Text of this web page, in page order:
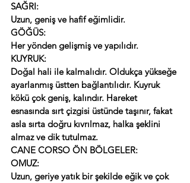
SAĞRI:
Uzun, geniş ve hafif eğimlidir.
GÖĞÜS:
Her yönden gelişmiş ve yapılıdır.
KUYRUK:
Doğal hali ile kalmalıdır. Oldukça yükseğe
ayarlanmış üstten bağlantılıdır. Kuyruk
kökü çok geniş, kalındır. Hareket
esnasında sırt çizgisi üstünde taşınır, fakat
asla sırta doğru kıvrılmaz, halka şeklini
almaz ve dik tutulmaz.
CANE CORSO ÖN BÖLGELER:
OMUZ:
Uzun, geriye yatık bir şekilde eğik ve çok